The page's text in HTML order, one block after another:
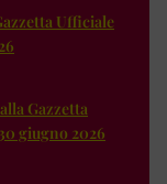
Ufficiale
Gazzetta
giugno 2026